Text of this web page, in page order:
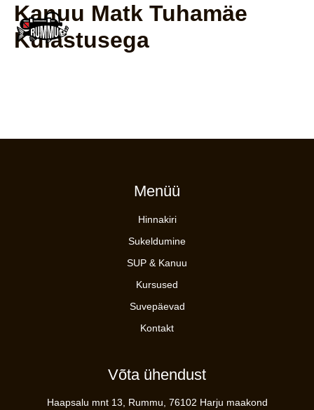
Skip
content
Kanuu Matk Tuhamäe
Külastusega
Menüü
Hinnakiri
Sukeldumine
SUP & Kanuu
Kursused
Suvepäevad
Kontakt
Võta ühendust
Haapsalu mnt 13, Rummu, 76102 Harju maakond